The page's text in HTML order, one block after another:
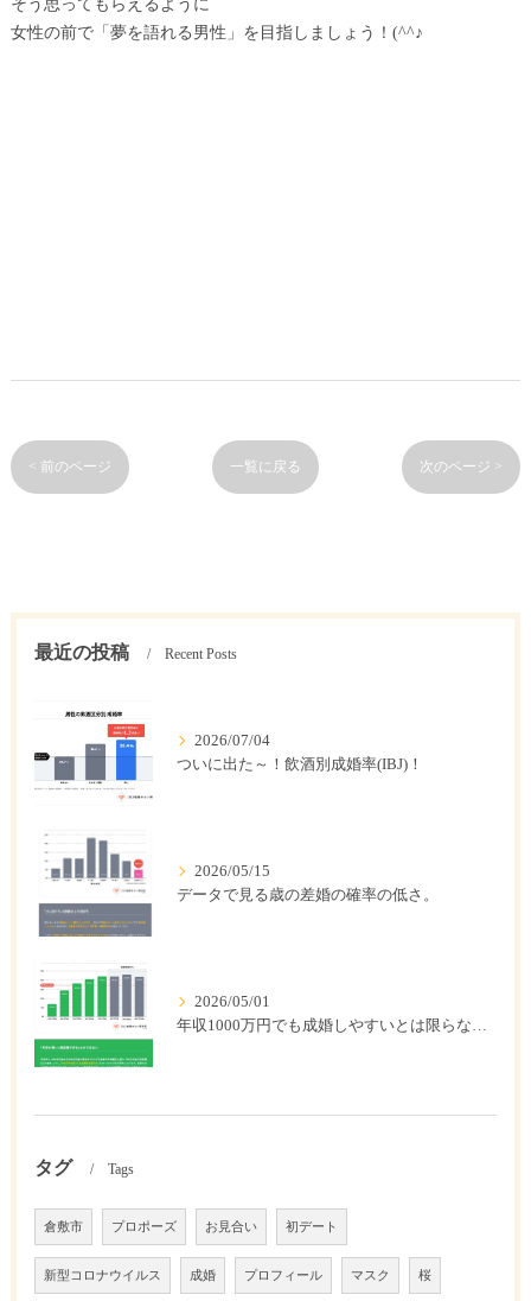
そう思ってもらえるように
女性の前で「夢を語れる男性」を目指しましょう！(^^♪
< 前のページ 一覧に戻る 次のページ >
最近の投稿 Recent Posts
2026/07/04
ついに出た～！飲酒別成婚率(IBJ)！
2026/05/15
データで見る歳の差婚の確率の低さ。
2026/05/01
年収1000万円でも成婚しやすいとは限らない? 「年収帯別の成婚率」のリアル
タグ Tags
倉敷市 プロポーズ お見合い 初デート
新型コロナウイルス 成婚 プロフィール マスク 桜